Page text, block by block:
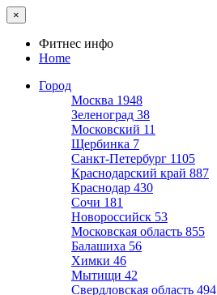
×
Фитнес инфо
Home
Город
Москва 1948
Зеленоград 38
Московский 11
Щербинка 7
Санкт-Петербург 1105
Краснодарский край 887
Краснодар 430
Сочи 181
Новороссийск 53
Московская область 855
Балашиха 56
Химки 46
Мытищи 42
Свердловская область 494